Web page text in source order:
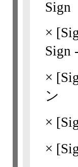
Sign
×
Sign
×
ン
×
×